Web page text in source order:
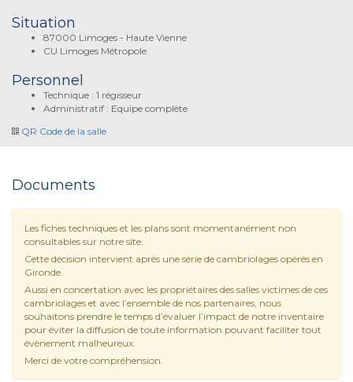
Situation
87000 Limoges - Haute Vienne
CU Limoges Métropole
Personnel
Technique : 1 régisseur
Administratif : Equipe complète
QR Code de la salle
Documents
Les fiches techniques et les plans sont momentanément non
consultables sur notre site.
Cette décision intervient après une série de cambriolages opérés en
Gironde.
Aussi en concertation avec les propriétaires des salles victimes de ces
cambriolages et avec l’ensemble de nos partenaires, nous
souhaitons prendre le temps d’évaluer l’impact de notre inventaire
pour éviter la diffusion de toute information pouvant faciliter tout
évènement malheureux.
Merci de votre compréhension.